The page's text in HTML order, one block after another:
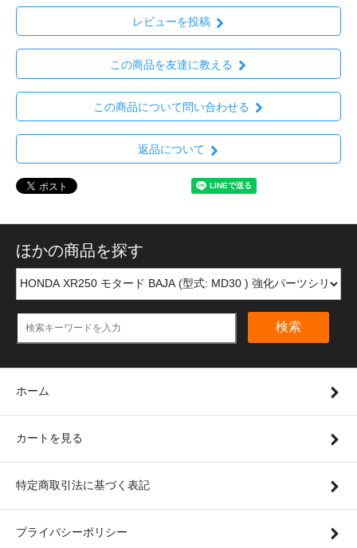
レビューを投稿
この商品を友達に教える
この商品について問い合わせる
返品について
ほかの商品を探す
検索
ホーム
カートを見る
特定商取引法に基づく表記
プライバシーポリシー